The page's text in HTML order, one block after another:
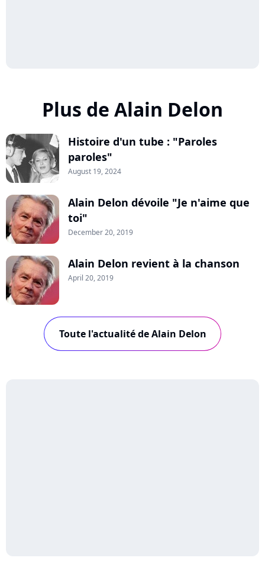
Plus de Alain Delon
Histoire d'un tube : "Paroles
paroles"
August 19, 2024
Alain Delon dévoile "Je n'aime que
toi"
December 20, 2019
Alain Delon revient à la chanson
April 20, 2019
Toute l'actualité de Alain Delon